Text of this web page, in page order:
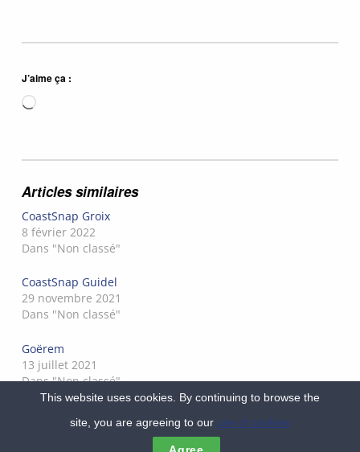
MENU
J’aime ça :
Articles similaires
CoastSnap Groix
8 février 2022
Dans "Non classé"
CoastSnap Guidel
29 novembre 2021
Dans "Non classé"
Goërem
13 juillet 2021
Dans "Non classé"
This website uses cookies. By continuing to browse the
site, you are agreeing to our use of cookies